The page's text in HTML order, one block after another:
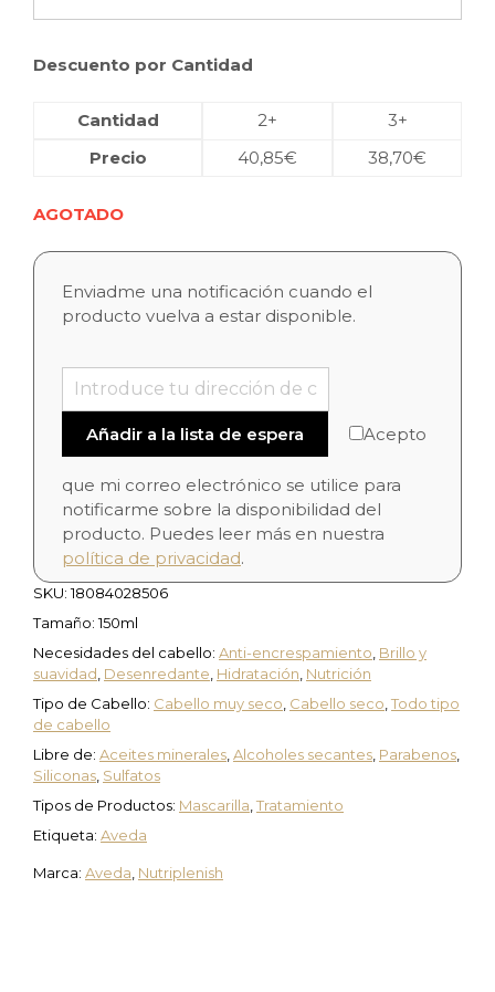
Descuento por Cantidad
Cantidad 2+
3+
Precio
40,85€ 38,70€
AGOTADO
Enviadme una notificación cuando el
producto vuelva a estar disponible.
Acepto
que mi correo electrónico se utilice para
notificarme sobre la disponibilidad del
producto. Puedes leer más en nuestra
política de privacidad.
SKU:18084028506
Tamaño: 150ml
Necesidades del cabello: Anti-encrespamiento Brillo y
suavidad Desenredante Hidratación Nutrición
Tipo de Cabello: Cabello muy seco Cabello seco Todo tipo
de cabello
Libre de: Aceites minerales Alcoholes secantes Parabenos
Siliconas Sulfatos
Tipos de Productos: Mascarilla Tratamiento
Etiqueta: Aveda
Marca: Aveda Nutriplenish